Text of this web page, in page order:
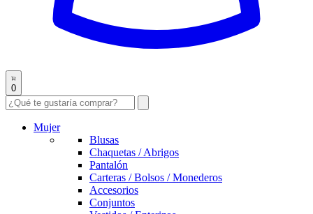
0
Mujer
Blusas
Chaquetas / Abrigos
Pantalón
Carteras / Bolsos / Monederos
Accesorios
Conjuntos